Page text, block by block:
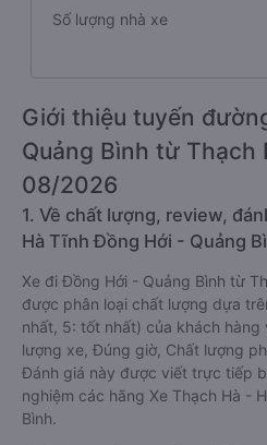
Số lượng nhà xe
Giới thiệu tuyến
Quảng Bình từ Thạch
08/2026
1. Về chất lượng, review,
Hà Tĩnh Đồng Hới - Quảng
Xe đi Đồng Hới - Quảng Bình từ
được phân loại chất lượng dựa
nhất, 5: tốt nhất) của khách hàng
lượng xe, Đúng giờ, Chất lượng
Đánh giá này được viết trực tiếp
nghiệm các hãng Xe Thạch Hà -
Bình.